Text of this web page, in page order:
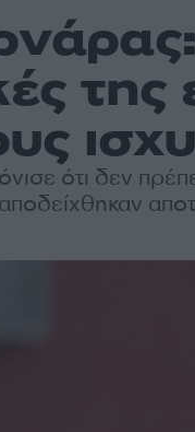
ότι δεν
αποδείχθηκαν